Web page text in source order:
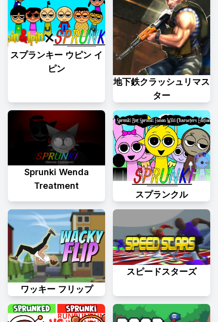
スプランキー ウピン イ
ピン
地下鉄クラッシュリマス
ター
Sprunki Wenda
Treatment
スプランクル
ワッキー フリップ
スピードスターズ